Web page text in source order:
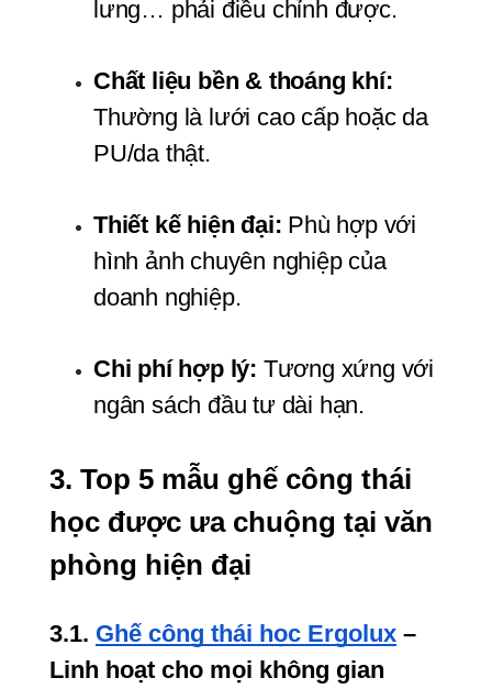
lưng… phải điều chỉnh được.
Chất liệu bền & thoáng khí:
Thường là lưới cao cấp hoặc da
PU/da thật.
Thiết kế hiện đại: Phù hợp với
hình ảnh chuyên nghiệp của
doanh nghiệp.
Chi phí hợp lý: Tương xứng với
ngân sách đầu tư dài hạn.
3. Top 5 mẫu ghế công thái
học được ưa chuộng tại văn
phòng hiện đại
3.1. Ghế công thái học Ergolux –
Linh hoạt cho mọi không gian